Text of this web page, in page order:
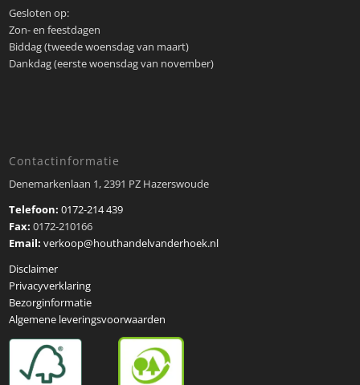
Gesloten op:
Zon- en feestdagen
Biddag (tweede woensdag van maart)
Dankdag (eerste woensdag van november)
Contactinformatie
Denemarkenlaan 1, 2391 PZ Hazerswoude
Telefoon:0172-214 439
Fax:0172-210166
Email: verkoop@houthandelvanderhoek.nl
Disclaimer
Privacyverklaring
Bezorginformatie
Algemene leveringsvoorwaarden